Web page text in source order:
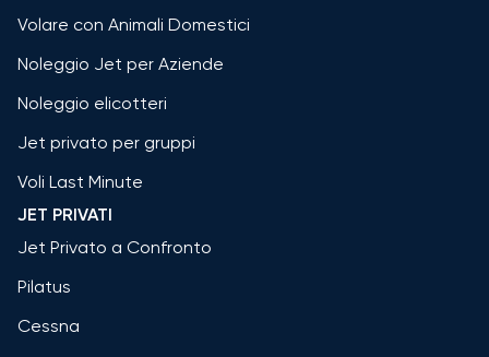
Volare con Animali Domestici
Noleggio Jet per Aziende
Noleggio elicotteri
Jet privato per gruppi
Voli Last Minute
JET PRIVATI
Jet Privato a Confronto
Pilatus
Cessna